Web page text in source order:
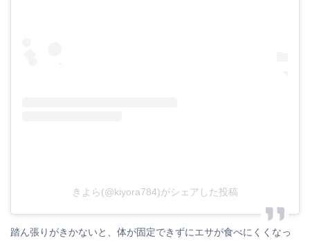
きよら(@kiyora784)がシェアした投稿
踏ん張りがきかないと、体が固定できずにエサが食べにくくなっ